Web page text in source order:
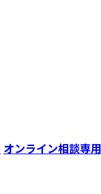
オンライン相談専用